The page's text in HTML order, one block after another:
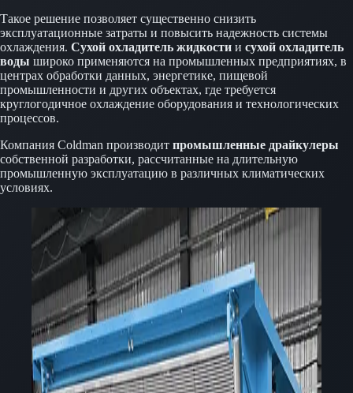
Такое решение позволяет существенно снизить
эксплуатационные затраты и повысить надежность системы
охлаждения. Сухой охладитель жидкости и сухой охладитель
воды широко применяются на промышленных предприятиях, в
центрах обработки данных, энергетике, пищевой
промышленности и других объектах, где требуется
круглогодичное охлаждение оборудования и технологических
процессов.
Компания Coldman производит промышленные драйкулеры
собственной разработки, рассчитанные на длительную
промышленную эксплуатацию в различных климатических
условиях.